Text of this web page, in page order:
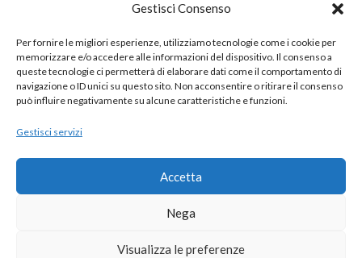
Gestisci Consenso
Per fornire le migliori esperienze, utilizziamo tecnologie come i cookie per
memorizzare e/o accedere alle informazioni del dispositivo. Il consenso a
queste tecnologie ci permetterà di elaborare dati come il comportamento di
navigazione o ID unici su questo sito. Non acconsentire o ritirare il consenso
può influire negativamente su alcune caratteristiche e funzioni.
Gestisci servizi
Accetta
Nega
Visualizza le preferenze
EdoardoCoen.it © Copyright 2017 – 2026
Tutti i diritti sono riservati.